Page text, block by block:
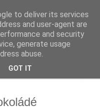
to deliver its services
and user-agent are
and security
generate usage
abuse.
GOT IT